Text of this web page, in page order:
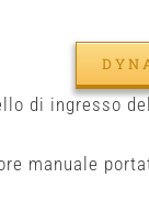
di ingresso
manuale